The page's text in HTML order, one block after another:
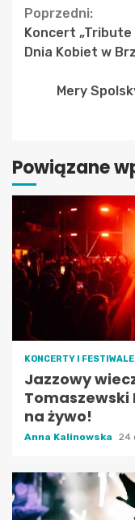
Reading
Poprzedni:
Koncert
Dnia Kobiet w
Mery
Powiązane
KONCERTY I FESTIWALE
Jazzowy
Tomaszewski
na żywo!
Anna Kalinowska 24